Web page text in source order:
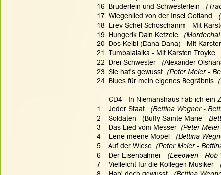
16  Brüderlein und Schwesterlein
17  Wiegenlied von der Insel Gotland
18  Erev Schel Schoschanim - Mit
19  Hungerik Dain Ketzele
20  Dos Kelbl (Dana Dana) - Mit
21  Tumbalalaika - Mit Karsten Troyke
22  Drei Schwester (Alexander
23  Sie hat's gewusst (Peter Meier -
24  Blues für mein eigenes Begräbnis
CD4   In Niemanshaus hab ich ein
1    Jeder Staat
(Bettina Wegner -
2    Soldaten   (Buffy Sainte-Marie -
3    Das Lied vom Messer (Peter
4    Eene meene Mopel
(Bettina
5    Auf der Wiese (Peter Meier -
6    Der Eisenbahner (Leeowen - Rob
7    Vielleicht für die Kollegen Musiker